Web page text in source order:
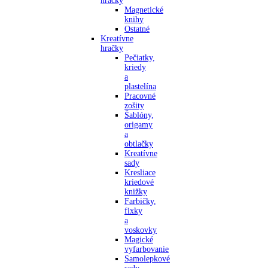
Magnetické
knihy
Ostatné
Kreatívne
hračky
Pečiatky,
kriedy
a
plastelína
Pracovné
zošity
Šablóny,
origamy
a
obtlačky
Kreatívne
sady
Kresliace
kriedové
knižky
Farbičky,
fixky
a
voskovky
Magické
vyfarbovanie
Samolepkové